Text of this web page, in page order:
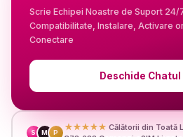
Scrie Echipei Noastre de Suport 24/
Compatibilitate, Instalare, Activare
Conectare
Deschide Chatul
S M P
★★★★★ Călătorii din Toată